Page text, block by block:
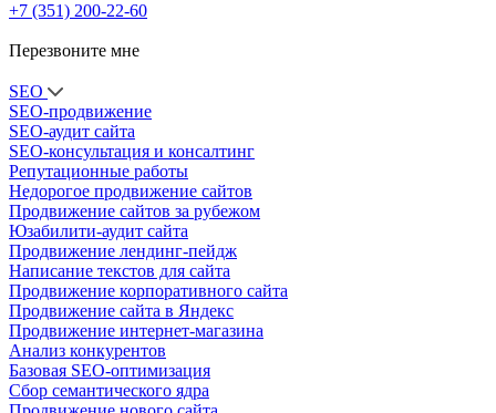
+7 (351) 200-22-60
Перезвоните мне
SEO